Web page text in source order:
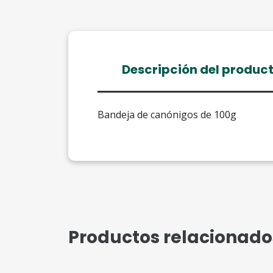
Descripción del
Bandeja de canónigos de 100g
Productos